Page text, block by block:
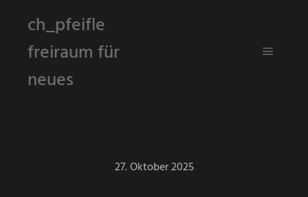
ch_pfeifle
freiraum für
neues
27. Oktober 2025